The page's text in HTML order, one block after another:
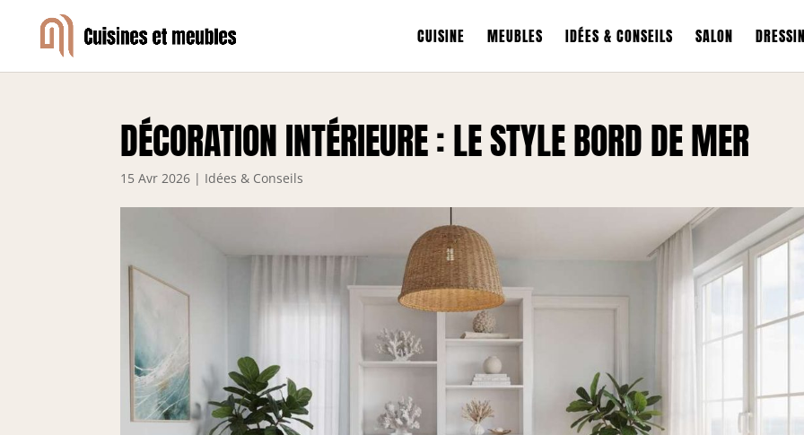
CUISINE MEUBLES IDÉES & CONSEILS SALON
DÉCORATION INTÉRIEURE : LE STYLE BORD DE MER
15 Avr 2026 | Idées & Conseils